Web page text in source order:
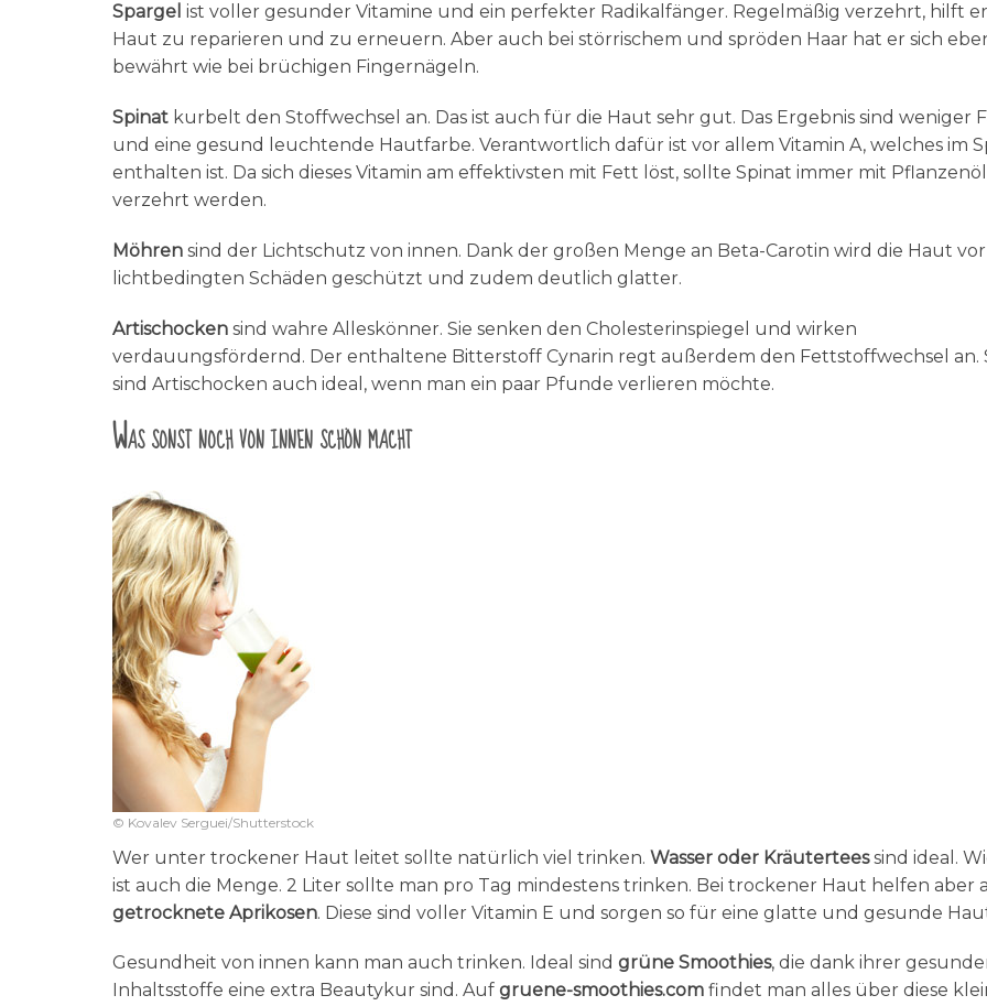
Spargel ist voller gesunder Vitamine und ein perfekter Radikalfänger. Regelmäßig verzehrt, hilft
Haut zu reparieren und zu erneuern. Aber auch bei störrischem und spröden Haar hat er sich
bewährt wie bei brüchigen Fingernägeln.
Spinat kurbelt den Stoffwechsel an. Das ist auch für die Haut sehr gut. Das Ergebnis sind weniger
und eine gesund leuchtende Hautfarbe. Verantwortlich dafür ist vor allem Vitamin A, welches im
enthalten ist. Da sich dieses Vitamin am effektivsten mit Fett löst, sollte Spinat immer mit Pflanzenöl
verzehrt werden.
Möhren sind der Lichtschutz von innen. Dank der großen Menge an Beta-Carotin wird die Haut vor
lichtbedingten Schäden geschützt und zudem deutlich glatter.
Artischocken sind wahre Alleskönner. Sie senken den Cholesterinspiegel und wirken
verdauungsfördernd. Der enthaltene Bitterstoff Cynarin regt außerdem den Fettstoffwechsel an.
sind Artischocken auch ideal, wenn man ein paar Pfunde verlieren möchte.
Was sonst noch von innen schön macht
© Kovalev Serguei/Shutterstock
Wer unter trockener Haut leitet sollte natürlich viel trinken. Wasser oder Kräuterteessind ideal.
ist auch die Menge. 2 Liter sollte man pro Tag mindestens trinken. Bei trockener Haut helfen aber
getrocknete Aprikosen. Diese sind voller Vitamin E und sorgen so für eine glatte und gesunde
Gesundheit von innen kann man auch trinken. Ideal sind grüne Smoothies, die dank ihrer
Inhaltsstoffe eine extra Beautykur sind. Auf gruene-smoothies.com findet man alles über diese